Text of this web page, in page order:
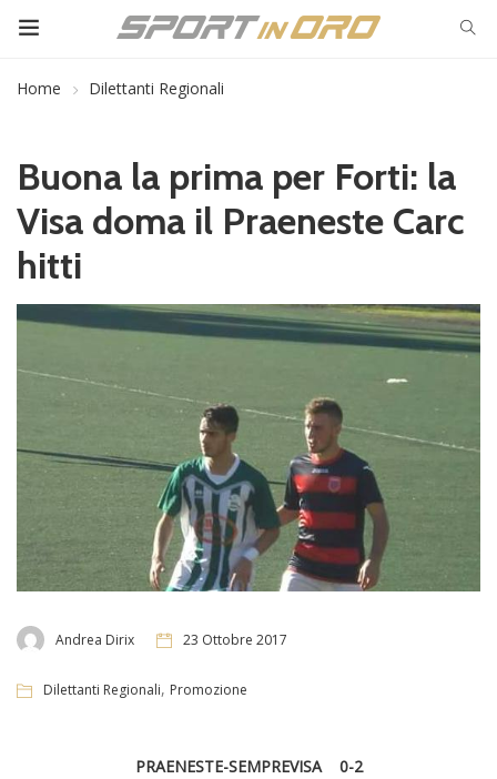
Home Dilettanti Regionali
Buona la prima per Forti: la
Visa doma il Praeneste Carc
hitti
Andrea Dirix 23 Ottobre 2017
Dilettanti Regionali, Promozione
PRAENESTE-SEMPREVISA 0-2